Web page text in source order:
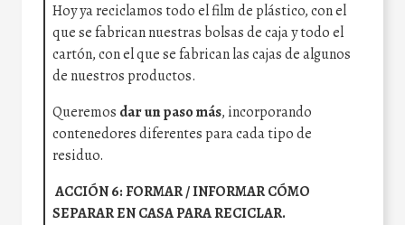
Hoy ya reciclamos todo el film de plástico, con el
que se fabrican nuestras bolsas de caja y todo el
cartón, con el que se fabrican las cajas de algunos
de nuestros productos.
Queremos dar un paso más, incorporando
contenedores diferentes para cada tipo de
residuo.
ACCIÓN 6: FORMAR / INFORMAR CÓMO
SEPARAR EN CASA PARA RECICLAR.